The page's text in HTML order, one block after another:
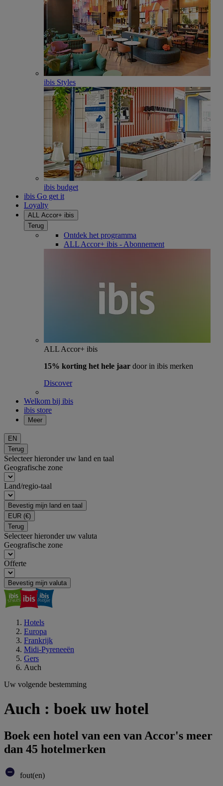
ibis Styles
ibis budget
ibis Go get it
Loyalty
ALL Accor+ ibis
Terug
Ontdek het programma
ALL Accor+ ibis - Abonnement
ALL Accor+ ibis
15% korting het hele jaar door in ibis merken
Discover
Welkom bij ibis
ibis store
Meer
EN
Terug
Selecteer hieronder uw land en taal
Geografische zone
Land/regio-taal
Bevestig mijn land en taal
EUR (€)
Terug
Selecteer hieronder uw valuta
Geografische zone
Offerte
Bevestig mijn valuta
Hotels
Europa
Frankrijk
Midi-Pyreneeën
Gers
Auch
Uw volgende bestemming
Auch : boek uw hotel
Boek een hotel van een van Accor's meer
dan 45 hotelmerken
fout(en)